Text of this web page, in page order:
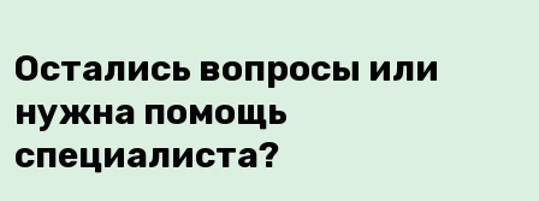
Остались вопросы или
нужна помощь
специалиста?